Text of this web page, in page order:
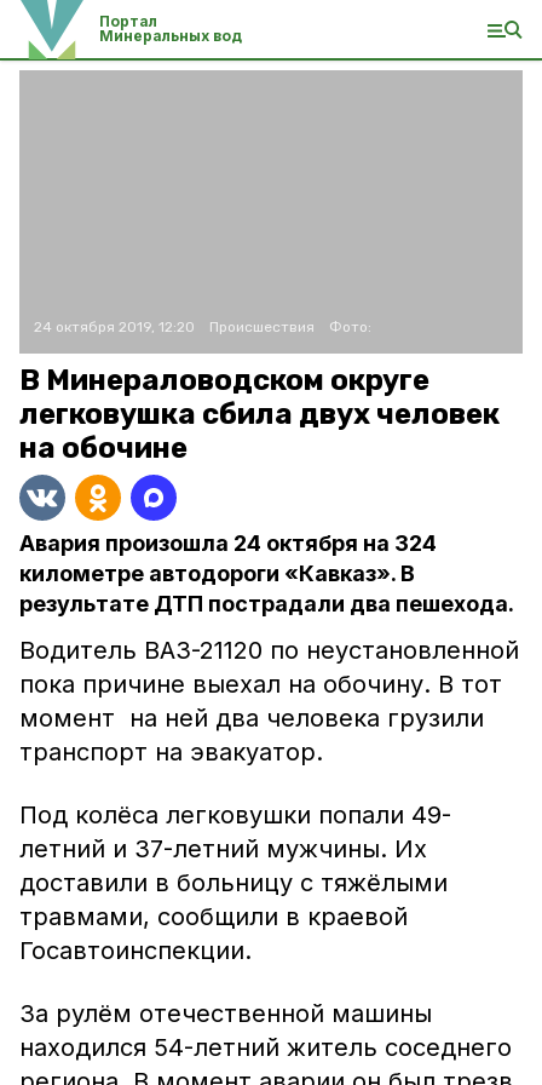
Портал
Минеральных вод
24 октября 2019, 12:20 Происшествия Фото:
В Минераловодском округе
легковушка сбила двух человек
на обочине
Авария произошла 24 октября на 324
километре автодороги «Кавказ». В
результате ДТП пострадали два пешехода.
Водитель ВАЗ-21120 по неустановленной
пока причине выехал на обочину. В тот
момент на ней два человека грузили
транспорт на эвакуатор.
Под колёса легковушки попали 49-
летний и 37-летний мужчины. Их
доставили в больницу с тяжёлыми
травмами, сообщили в краевой
Госавтоинспекции.
За рулём отечественной машины
находился 54-летний житель соседнего